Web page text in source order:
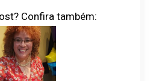
Confira também: